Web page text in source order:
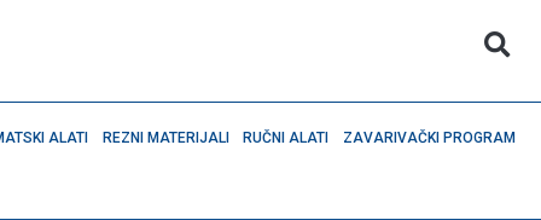
ALATI REZNI MATERIJALI RUČNI ALATI ZAVARIVAČKI PROGRAM